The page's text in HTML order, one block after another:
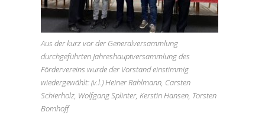
Aus der kurz vor der Generalversammlung
durchgeführten Jahreshauptversammlung des
Fördervereins wurde der Vorstand einstimmig
wiedergewählt: (v.l.) Heiner Rahlmann, Carsten
Schierholz, Wolfgang Splinter, Kerstin Hansen, Torsten
Bomhoff